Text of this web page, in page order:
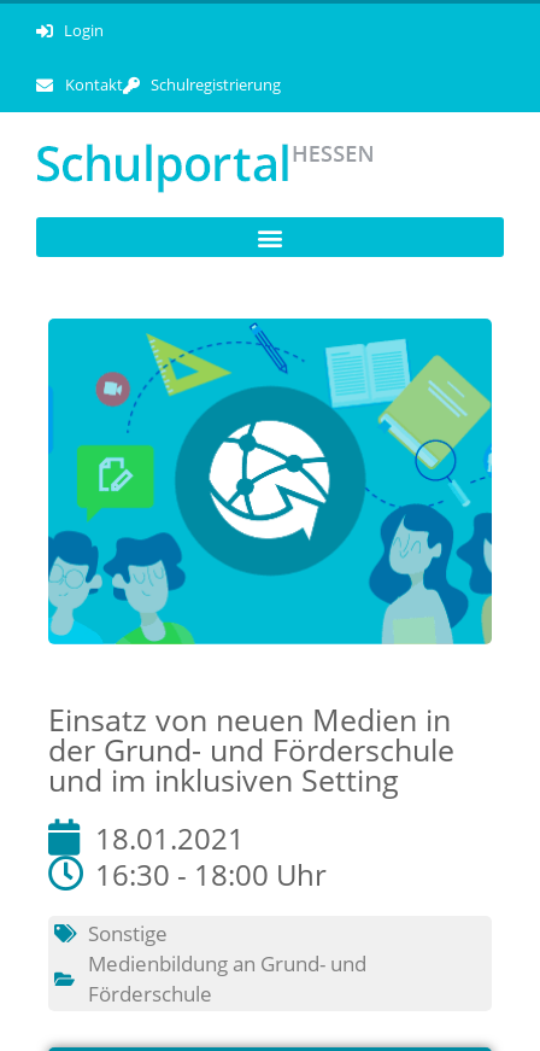
Login
Kontakt Schulregistrierung
Einsatz von neuen Medien in
der Grund- und Förderschule
und im inklusiven Setting
18.01.2021
16:30 - 18:00 Uhr
Sonstige
Medienbildung an Grund- und
Förderschule